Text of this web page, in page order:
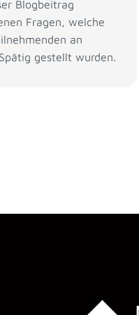
Blogbeitrag
Fragen, welche
an
gestellt wurden.